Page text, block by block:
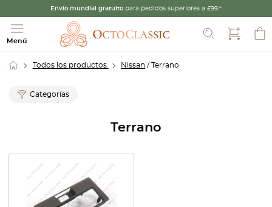
Envío mundial gratuito para pedidos superiores a £99.*
Menú
Todos los productos Nissan / Terrano
Categorías
Terrano